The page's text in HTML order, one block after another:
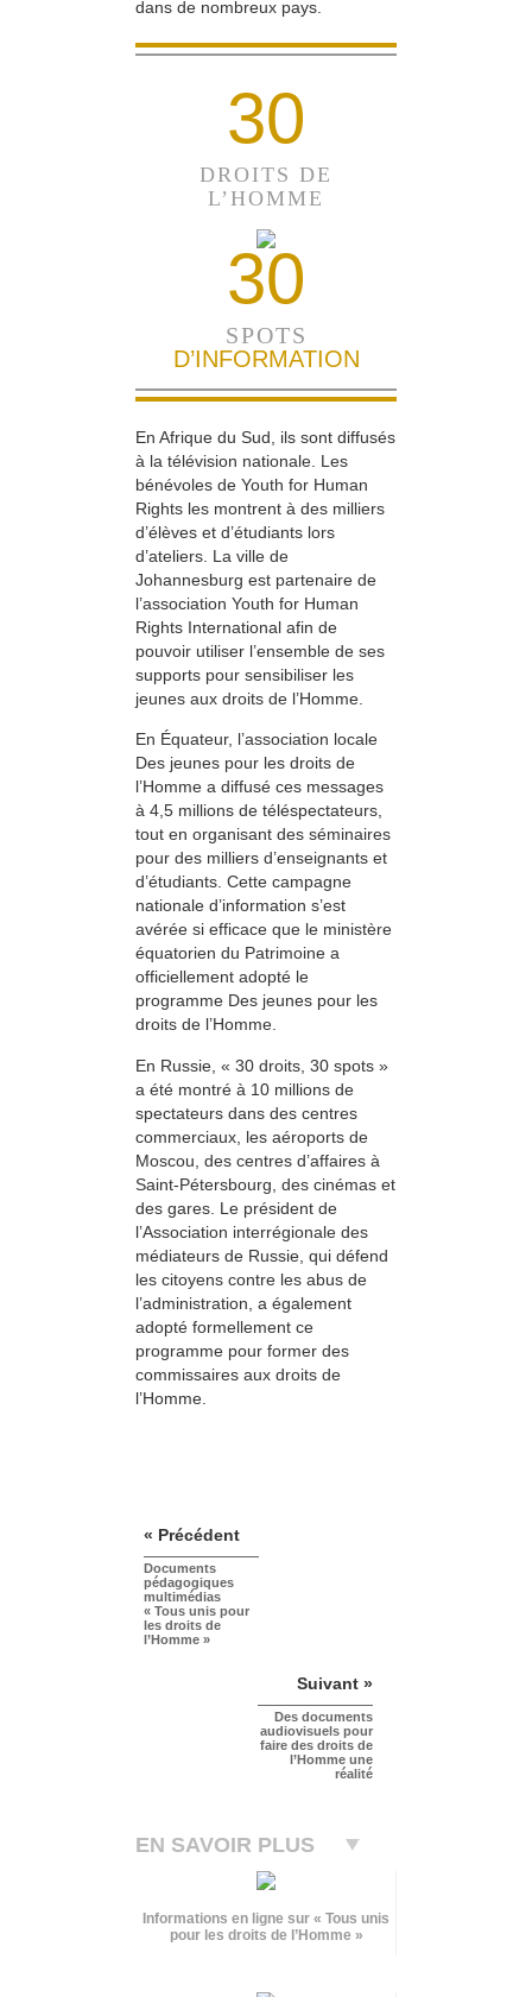
dans de nombreux pays.
30
DROITS DE
L’HOMME
30
SPOTS
D’INFORMATION
En Afrique du Sud, ils sont diffusés
à la télévision nationale. Les
bénévoles de Youth for Human
Rights les montrent à des milliers
d’élèves et d’étudiants lors
d’ateliers. La ville de
Johannesburg est partenaire de
l’association Youth for Human
Rights International afin de
pouvoir utiliser l’ensemble de ses
supports pour sensibiliser les
jeunes aux droits de l’Homme.
En Équateur, l’association locale
Des jeunes pour les droits de
l’Homme a diffusé ces messages
à 4,5 millions de téléspectateurs,
tout en organisant des séminaires
pour des milliers d’enseignants et
d’étudiants. Cette campagne
nationale d’information s’est
avérée si efficace que le ministère
équatorien du Patrimoine a
officiellement adopté le
programme Des jeunes pour les
droits de l’Homme.
En Russie, « 30 droits, 30 spots »
a été montré à 10 millions de
spectateurs dans des centres
commerciaux, les aéroports de
Moscou, des centres d’affaires à
Saint-Pétersbourg, des cinémas et
des gares. Le président de
l’Association interrégionale des
médiateurs de Russie, qui défend
les citoyens contre les abus de
l’administration, a également
adopté formellement ce
programme pour former des
commissaires aux droits de
l’Homme.
« Précédent
Documents
pédagogiques
multimédias
« Tous unis pour
les droits de
l’Homme »
Suivant »
Des documents
audiovisuels pour
faire des droits de
l’Homme une
réalité
EN SAVOIR PLUS
Informations en ligne sur « Tous unis
pour les droits de l’Homme »